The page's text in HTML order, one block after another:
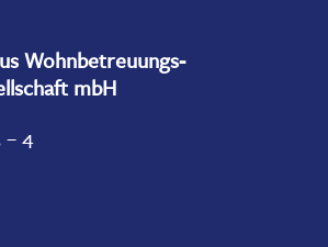
Wohnbetreuungs-
mbH
– 4